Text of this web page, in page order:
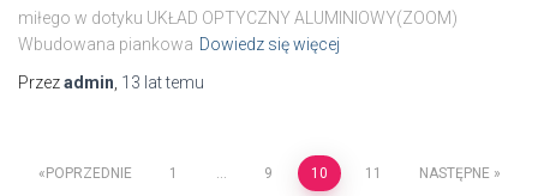
miłego w dotyku UKŁAD OPTYCZNY ALUMINIOWY(ZOOM)
Wbudowana piankowa Dowiedz się więcej
Przezadmin 13 lattemu
Stronicowanie
POPRZEDNIE 1 … 9 10 11 NASTĘPNE